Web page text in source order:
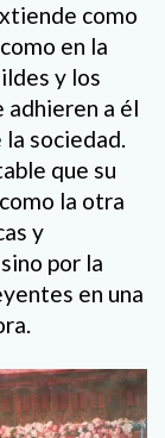
como
en la
y los
adhieren a él
sociedad.
que su
la otra
y
por la
en una